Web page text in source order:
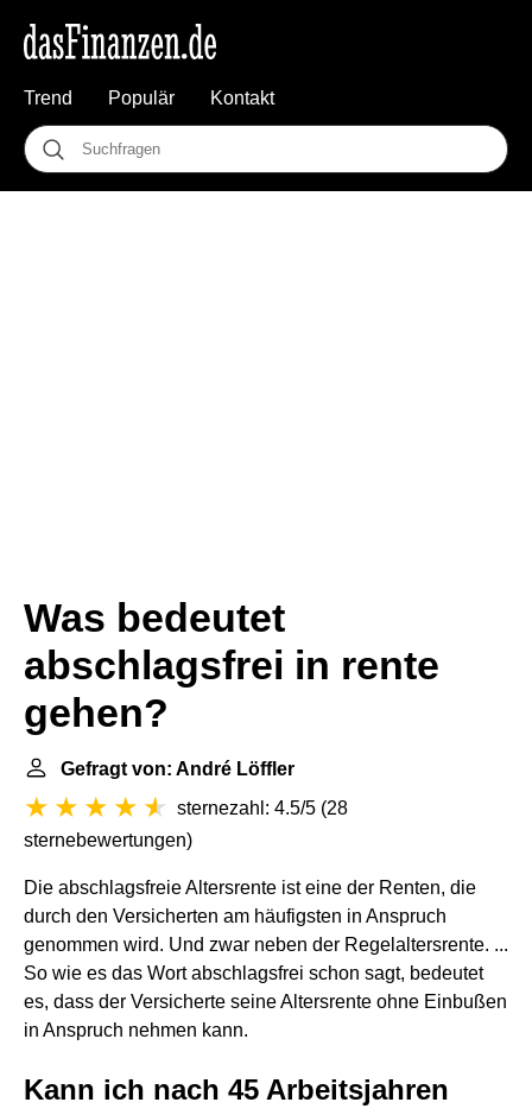
Trend Populär Kontakt
Was bedeutet
abschlagsfrei in rente
gehen?
Gefragt von: André Löffler
sternezahl: 4.5/5 (28
sternebewertungen)
Die abschlagsfreie Altersrente ist eine der Renten, die
durch den Versicherten am häufigsten in Anspruch
genommen wird. Und zwar neben der Regelaltersrente. ...
So wie es das Wort abschlagsfrei schon sagt, bedeutet
es, dass der Versicherte seine Altersrente ohne Einbußen
in Anspruch nehmen kann.
Kann ich nach 45 Arbeitsjahren